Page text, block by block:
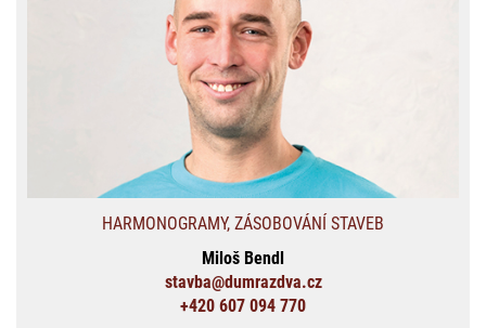
HARMONOGRAMY, ZÁSOBOVÁNÍ STAVEB
Miloš Bendl
stavba@dumrazdva.cz
+420 607 094 770